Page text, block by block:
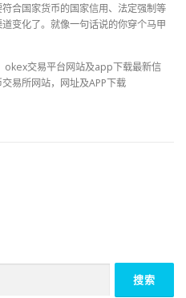
合国家货币的国家信用、法定强制等
变化了。就像一句话说的你穿个马甲
交易平台网站及app下载最新信
易所网站，网址及APP下载